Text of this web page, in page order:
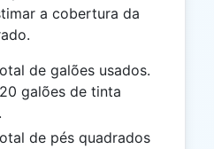
a cobertura da
de galões usados.
galões de tinta
de pés quadrados